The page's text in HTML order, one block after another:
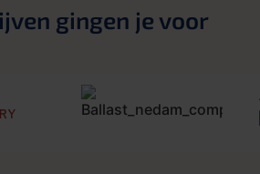
gingen je voor